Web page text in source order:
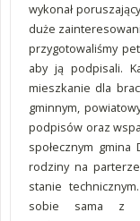
wykonał
duże
przygotowaliśmy
aby ją podpisali.
mieszkanie dla
gminnym,
podpisów oraz
społecznym gmina
rodziny na
stanie
sobie sama z